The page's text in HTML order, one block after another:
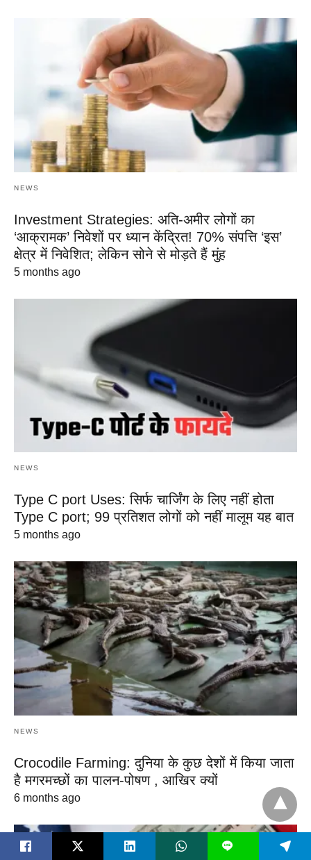
NEWS
Investment Strategies: अति-अमीर लोगों का
‘आक्रामक’ निवेशों पर ध्यान केंद्रित! 70% संपत्ति ‘इस’
क्षेत्र में निवेशित; लेकिन सोने से मोड़ते हैं मुंह
5 months ago
NEWS
Type C port Uses: सिर्फ चार्जिंग के लिए नहीं होता
Type C port; 99 प्रतिशत लोगों को नहीं मालूम यह बात
5 months ago
NEWS
Crocodile Farming: दुनिया के कुछ देशों में किया जाता
है मगरमच्छों का पालन-पोषण , आखिर क्यों
6 months ago
L